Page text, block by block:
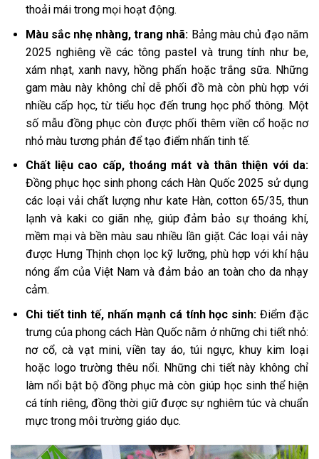
thoải mái trong mọi hoạt động.
Màu sắc nhẹ nhàng, trang nhã: Bảng màu chủ đạo năm
2025 nghiêng về các tông pastel và trung tính như be,
xám nhạt, xanh navy, hồng phấn hoặc trắng sữa. Những
gam màu này không chỉ dễ phối đồ mà còn phù hợp với
nhiều cấp học, từ tiểu học đến trung học phổ thông. Một
số mẫu đồng phục còn được phối thêm viền cổ hoặc nơ
nhỏ màu tương phản để tạo điểm nhấn tinh tế.
Chất liệu cao cấp, thoáng mát và thân thiện với da:
Đồng phục học sinh phong cách Hàn Quốc 2025 sử dụng
các loại vải chất lượng như kate Hàn, cotton 65/35, thun
lạnh và kaki co giãn nhẹ, giúp đảm bảo sự thoáng khí,
mềm mại và bền màu sau nhiều lần giặt. Các loại vải này
được Hưng Thịnh chọn lọc kỹ lưỡng, phù hợp với khí hậu
nóng ẩm của Việt Nam và đảm bảo an toàn cho da nhạy
cảm.
Chi tiết tinh tế, nhấn mạnh cá tính học sinh:Điểm đặc
trưng của phong cách Hàn Quốc nằm ở những chi tiết nhỏ:
nơ cổ, cà vạt mini, viền tay áo, túi ngực, khuy kim loại
hoặc logo trường thêu nổi. Những chi tiết này không chỉ
làm nổi bật bộ đồng phục mà còn giúp học sinh thể hiện
cá tính riêng, đồng thời giữ được sự nghiêm túc và chuẩn
mực trong môi trường giáo dục.